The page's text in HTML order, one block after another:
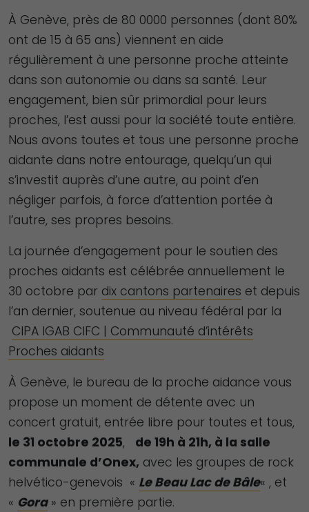
À Genève, près de 80 0000 personnes (dont 80%
ont de 15 à 65 ans) viennent en aide
régulièrement à une personne proche atteinte
dans son autonomie ou dans sa santé. Leur
engagement, bien sûr primordial pour leurs
proches, l’est aussi pour la société toute entière.
Nous avons toutes et tous une personne proche
aidante dans notre entourage, quelqu’un qui
s’investit auprès d’une autre, au point d’en
négliger parfois, à force d’attention portée à
l’autre, ses propres besoins.
La journée d’engagement pour le soutien des
proches aidants est célébrée annuellement le
30 octobre par dix cantons partenaires et depuis
l’an dernier, soutenue au niveau fédéral par la
CIPA IGAB CIFC | Communauté d’intérêts
Proches aidants
À Genève, le bureau de la proche aidance vous
propose un moment de détente avec un
concert gratuit, entrée libre pour toutes et tous,
le 31 octobre 2025, de 19h à 21h, à la salle
communale d’Onex, avec les groupes de rock
helvético-genevois « Le Beau Lac de Bâle« , et
« Gora» en première partie.